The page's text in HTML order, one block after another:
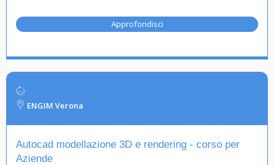
Approfondisci
ENGIM Verona
Autocad modellazione 3D e rendering - corso per
Aziende